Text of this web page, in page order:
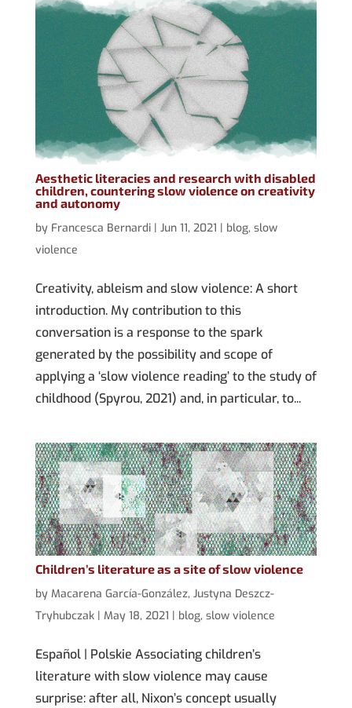
Aesthetic literacies and research with disabled
children, countering slow violence on creativity
and autonomy
by Francesca Bernardi| Jun 11, 2021 | blog, slow
violence
Creativity, ableism and slow violence: A short
introduction. My contribution to this
conversation is a response to the spark
generated by the possibility and scope of
applying a ‘slow violence reading’ to the study of
childhood (Spyrou, 2021) and, in particular, to...
Children’s literature as a site of slow violence
by Macarena García-González, Justyna Deszcz-
Tryhubczak| May 18, 2021 | blog, slow violence
Español | Polskie Associating children’s
literature with slow violence may cause
surprise: after all, Nixon’s concept usually